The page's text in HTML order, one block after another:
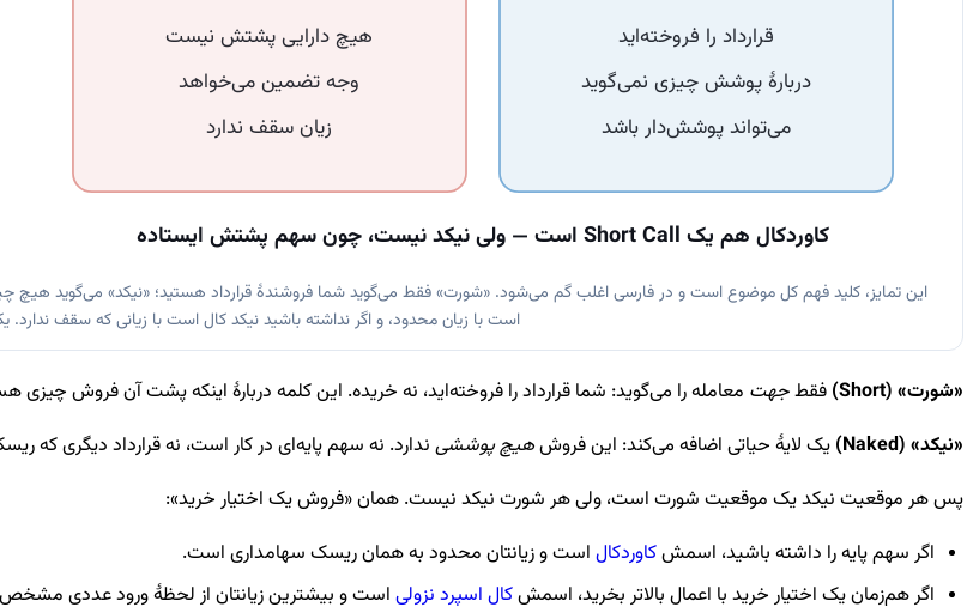
قرارداد را فروخته‌اید
دربارهٔ پوشش چیزی نمی‌گوید
می‌تواند پوشش‌دار باشد
هیچ دارایی پشتش نیست
وجه تضمین می‌خواهد
زیان سقف ندارد
کاوردکال هم یک Short Call است — ولی نیکد نیست، چون سهم پشتش ایستاده
این تمایز، کلید فهم کل موضوع است و در فارسی اغلب گم می‌شود. «شورت» فقط می‌گوید شما فروشندهٔ قرارداد هستید؛ «نیکد» می‌گوید
است با زیان محدود، و اگر نداشته باشید نیکد کال است با زیانی که سقف ندارد.
«شورت» (Short) فقطجهت معامله را می‌گوید: شما قرارداد را فروخته‌اید، نه خریده. این کلمه دربارهٔ اینکه پشت آن فروش
«نیکد» (Naked)
یک لایهٔ حیاتی اضافه می‌کند: این فروشهیچ پوششی ندارد. نه سهم پایه‌ای در کار است، نه قرارداد دیگری که
پس هر موقعیت نیکد یک موقعیت شورت است، ولی هر شورت نیکد نیست. همان «فروش یک اختیار خرید»:
اگر سهم پایه را داشته باشید، اسمشکاوردکال است و زیانتان محدود به همان ریسک سهامداری است.
اگر هم‌زمان یک اختیار خرید با اعمال بالاتر بخرید، اسمشکال اسپرد نزولی است و بیشترین زیانتان از لحظهٔ ورود عددی